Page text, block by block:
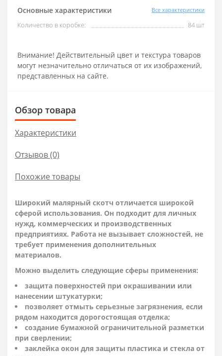
Основные характеристики Все характеристики
Количество в коробке: 84 шт
Внимание! Действительный цвет и текстура товаров
могут незначительно отличаться от их изображений,
представленных на сайте.
Обзор товара
Характеристики
Отзывов (0)
Похожие товары
Широкий малярный скотч отличается широкой
сферой использования. Он подходит для личных
нужд, коммерческих и производственных
предприятиях. Работа не вызывает сложностей, не
требует применения дополнительных
материалов.
Можно выделить следующие сферы применения:
защита поверхностей при окрашивании или
нанесении штукатурки;
позволяет отмыть серьезные загрязнения, если
рядом находится дорогостоящая отделка;
создание бумажной ограничительной разметки
при сверлении;
заклейка окон для защиты пластика и стекла от